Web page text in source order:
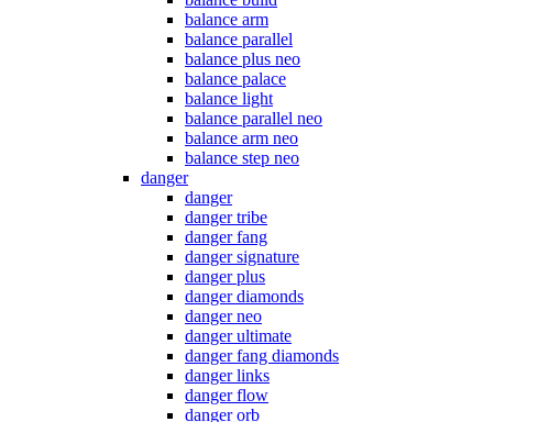
balance arm
balance parallel
balance plus neo
balance palace
balance light
balance parallel neo
balance arm neo
balance step neo
danger
danger
danger tribe
danger fang
danger signature
danger plus
danger diamonds
danger neo
danger ultimate
danger fang diamonds
danger links
danger flow
danger orb